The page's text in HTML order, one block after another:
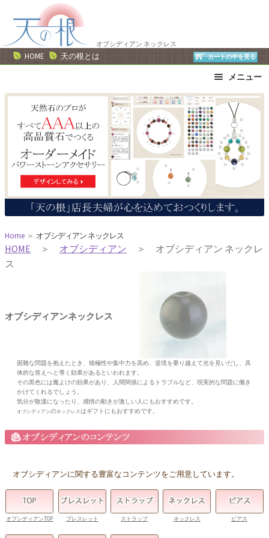
ー
シ
ン
ン
ツ
ス
オブシディアン ネックレス
HOME 天の根とは カートの中を見る
メニュー
ブレスレット
ストラップ
ネックレス
ピアス・イヤリング
リング
運勢で選ぶ
誕生石で選ぶ
色で選ぶ
干支石で選ぶ
星座石で選ぶ
石の名前で選ぶ
パワーストーン一覧
Home ＞ オブシディアン ネックレス
HOME ＞ オブシディアン ＞ オブシディアン ネックレ
ス
オブシディアンネックレス
困難な問題を抱えたとき、積極性や集中力を高め、逆境を乗り越えて光を見いだし、具
体的な答えへと導く効果があるといわれます。
その黒色には魔よけの効果があり、人間関係によるトラブルなど、現実的な問題に働き
かけてくれるでしょう。
気分が散漫になったり、感情の動きが激しい人にもおすすめです。
オブシディアンのネックレスはギフトにもおすすめです。
オブシディアンに関する豊富なコンテンツをご用意しています。
オブシディアンTOP ブレスレット ストラップ ネックレス ピアス